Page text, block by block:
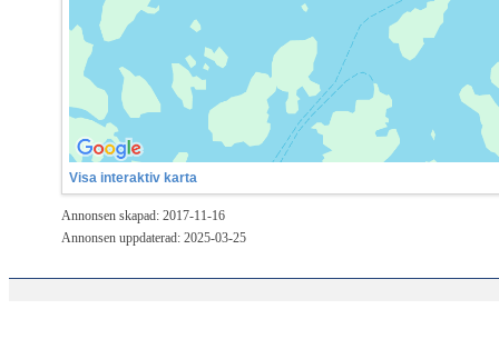
Visa interaktiv karta
Annonsen skapad: 2017-11-16
Annonsen uppdaterad: 2025-03-25